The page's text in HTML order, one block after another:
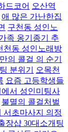
드코어 오산역
애 많은 가난한집
구천동 성인노
족 옹기종기 추
천동 성인노래방
의 콜걸 의 순기
분위기
오목천
요즘 고등학생들
서 성인미팅사
불멸의 콜걸처벌
서초마사지 의정
장샵 30대소개팅